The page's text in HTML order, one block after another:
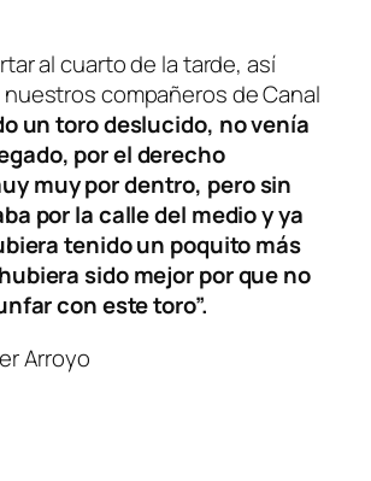
al cuarto de la tarde, así
compañeros de Canal
un toro deslucido, no venía
por el derecho
muy por dentro, pero sin
por la calle del medio y ya
tenido un poquito más
sido mejor por que no
con este toro”.
Arroyo